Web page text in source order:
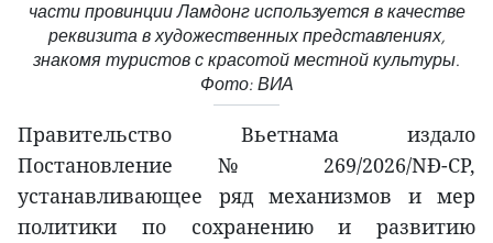
части провинции Ламдонг используется в качестве
реквизита в художественных представлениях,
знакомя туристов с красотой местной культуры.
Фото: ВИА
Правительство Вьетнама издало
Постановление № 269/2026/NĐ-CP,
устанавливающее ряд механизмов и мер
политики по сохранению и развитию